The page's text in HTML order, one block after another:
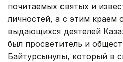
почитаемых святых и
личностей, а с этим краем
выдающихся деятелей
был просветитель и
Байтурсынулы, который в